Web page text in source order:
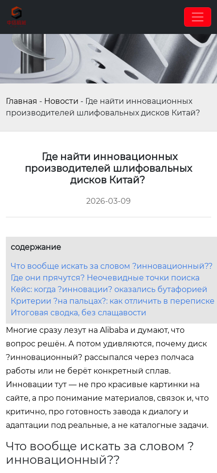
Главная - Новости - Где найти инновационных
производителей шлифовальных дисков Китай?
Где найти инновационных
производителей шлифовальных
дисков Китай?
2026-03-09
содержание
Что вообще искать за словом ?инновационный??
Где они прячутся? Неочевидные точки поиска
Кейс: когда ?инновации? оказались бутафорией
Критерии ?на пальцах?: как отличить в переписке
Итоговая сводка, без слащавости
Многие сразу лезут на Alibaba и думают, что
вопрос решён. А потом удивляются, почему диск
?инновационный? рассыпался через полчаса
работы или не берёт конкретный сплав.
Инновации тут — не про красивые картинки на
сайте, а про понимание материалов, связок и, что
критично, про готовность завода к диалогу и
адаптации под реальные, а не каталогные задачи.
Что вообще искать за словом ?
инновационный??